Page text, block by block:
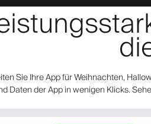
Sie Ihre App für Weihnachten,
Daten der App in wenigen Klicks.